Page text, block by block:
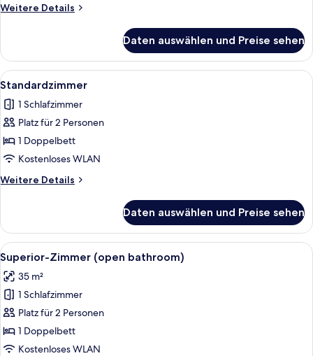
Weitere Details
Weitere
Doppelzimmer,
2 Einzelbetten,
Nichtraucher
Daten auswählen und Preise sehen
Alle
Fotos
für
Standardzimmer
anzeigen
Ein modernes Hotelzimmer mit
4
Standardzimmer
1 Schlafzimmer
Platz für 2 Personen
1 Doppelbett
Kostenloses WLAN
Weitere Details
Weitere
Daten auswählen und Preise sehen
Alle
Fotos
für
Superior-
Zimmer
(open
bathroom)
Ein Hotelzimmer mit einem großen
6
Superior-Zimmer (open bathroom)
35 m²
1 Schlafzimmer
Platz für 2 Personen
1 Doppelbett
Kostenloses WLAN